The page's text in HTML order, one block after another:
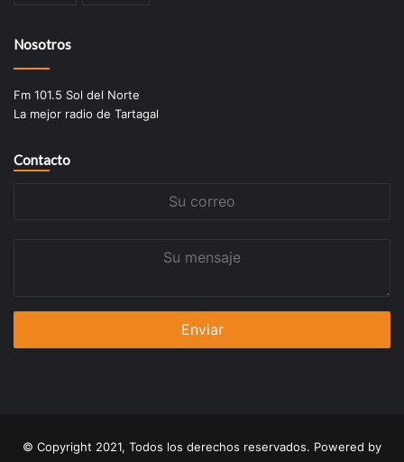
Nosotros
Fm 101.5 Sol del Norte
La mejor radio de Tartagal
Contacto
© Copyright 2021, Todos los derechos reservados. Powered by